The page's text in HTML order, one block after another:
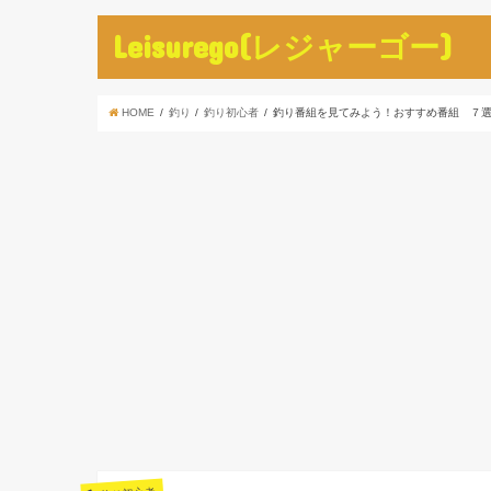
Leisurego(レジャーゴー)
HOME 釣り 釣り初心者 釣り番組を見てみよう！おすすめ番組 ７